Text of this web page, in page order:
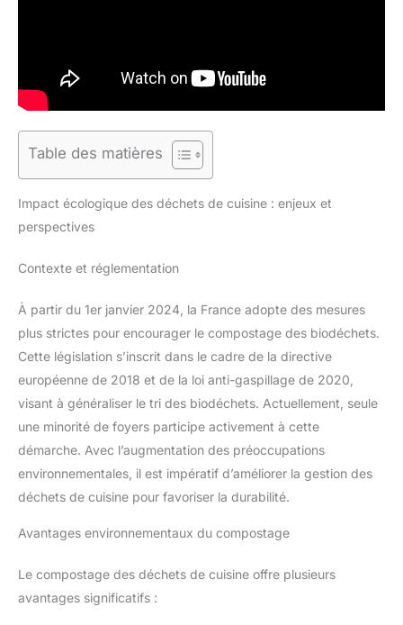
Table des matières
Impact écologique des déchets de cuisine : enjeux et
perspectives
Contexte et réglementation
À partir du 1er janvier 2024, la France adopte des mesures
plus strictes pour encourager le compostage des biodéchets.
Cette législation s’inscrit dans le cadre de la directive
européenne de 2018 et de la loi anti-gaspillage de 2020,
visant à généraliser le tri des biodéchets. Actuellement, seule
une minorité de foyers participe activement à cette
démarche. Avec l’augmentation des préoccupations
environnementales, il est impératif d’améliorer la gestion des
déchets de cuisine pour favoriser la durabilité.
Avantages environnementaux du compostage
Le compostage des déchets de cuisine offre plusieurs
avantages significatifs :